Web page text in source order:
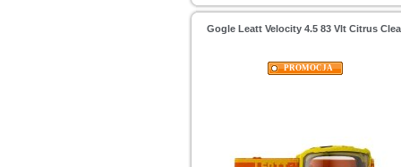
Gogle Leatt Velocity 4.5 83 Vlt Citrus
PROMOCJA